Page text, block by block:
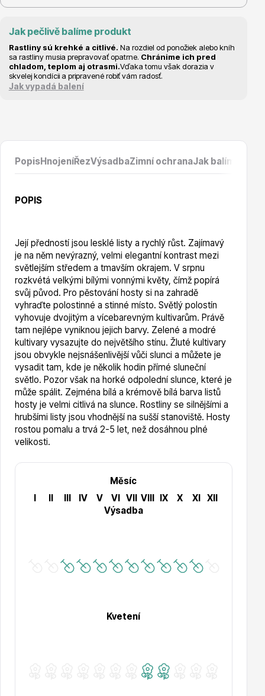
Cibuloviny
Vzrostlé stromy
Nářadí, příslušenství
Postřiky, přípravky
Azalky a rododendrony
Jak pečlivě balíme produkt
Rastliny sú krehké a citlivé. Na rozdiel od ponožiek alebo kníh
sa rastliny musia prepravovať opatrne. Chránime ich pred
chladom, teplom aj otrasmi.Vďaka tomu však dorazia v
skvelej kondícii a pripravené robiť vám radosť.
Jak vypadá balení
PopisHnojeníŘezVýsadbaZimní ochranaJak balíme
POPIS
Její předností jsou lesklé listy a rychlý růst. Zajímavý
je na něm nevýrazný, velmi elegantní kontrast mezi
světlejším středem a tmavším okrajem. V srpnu
rozkvétá velkými bílými vonnými květy, čímž popírá
svůj původ. Pro pěstování hosty si na zahradě
vyhraďte polostinné a stinné místo. Světlý polostín
vyhovuje dvojitým a vícebarevným kultivarům. Právě
tam nejlépe vyniknou jejich barvy. Zelené a modré
kultivary vysazujte do největšího stínu. Žluté kultivary
jsou obvykle nejsnášenlivější vůči slunci a můžete je
vysadit tam, kde je několik hodin přímé sluneční
světlo. Pozor však na horké odpolední slunce, které je
může spálit. Zejména bílá a krémově bílá barva listů
hosty je velmi citlivá na slunce. Rostliny se silnějšími a
hrubšími listy jsou vhodnější na sušší stanoviště. Hosty
rostou pomalu a trvá 2-5 let, než dosáhnou plné
velikosti.
Měsíc
I
II III IV V VI VII VIII IX X XI
XII
Výsadba
Kvetení